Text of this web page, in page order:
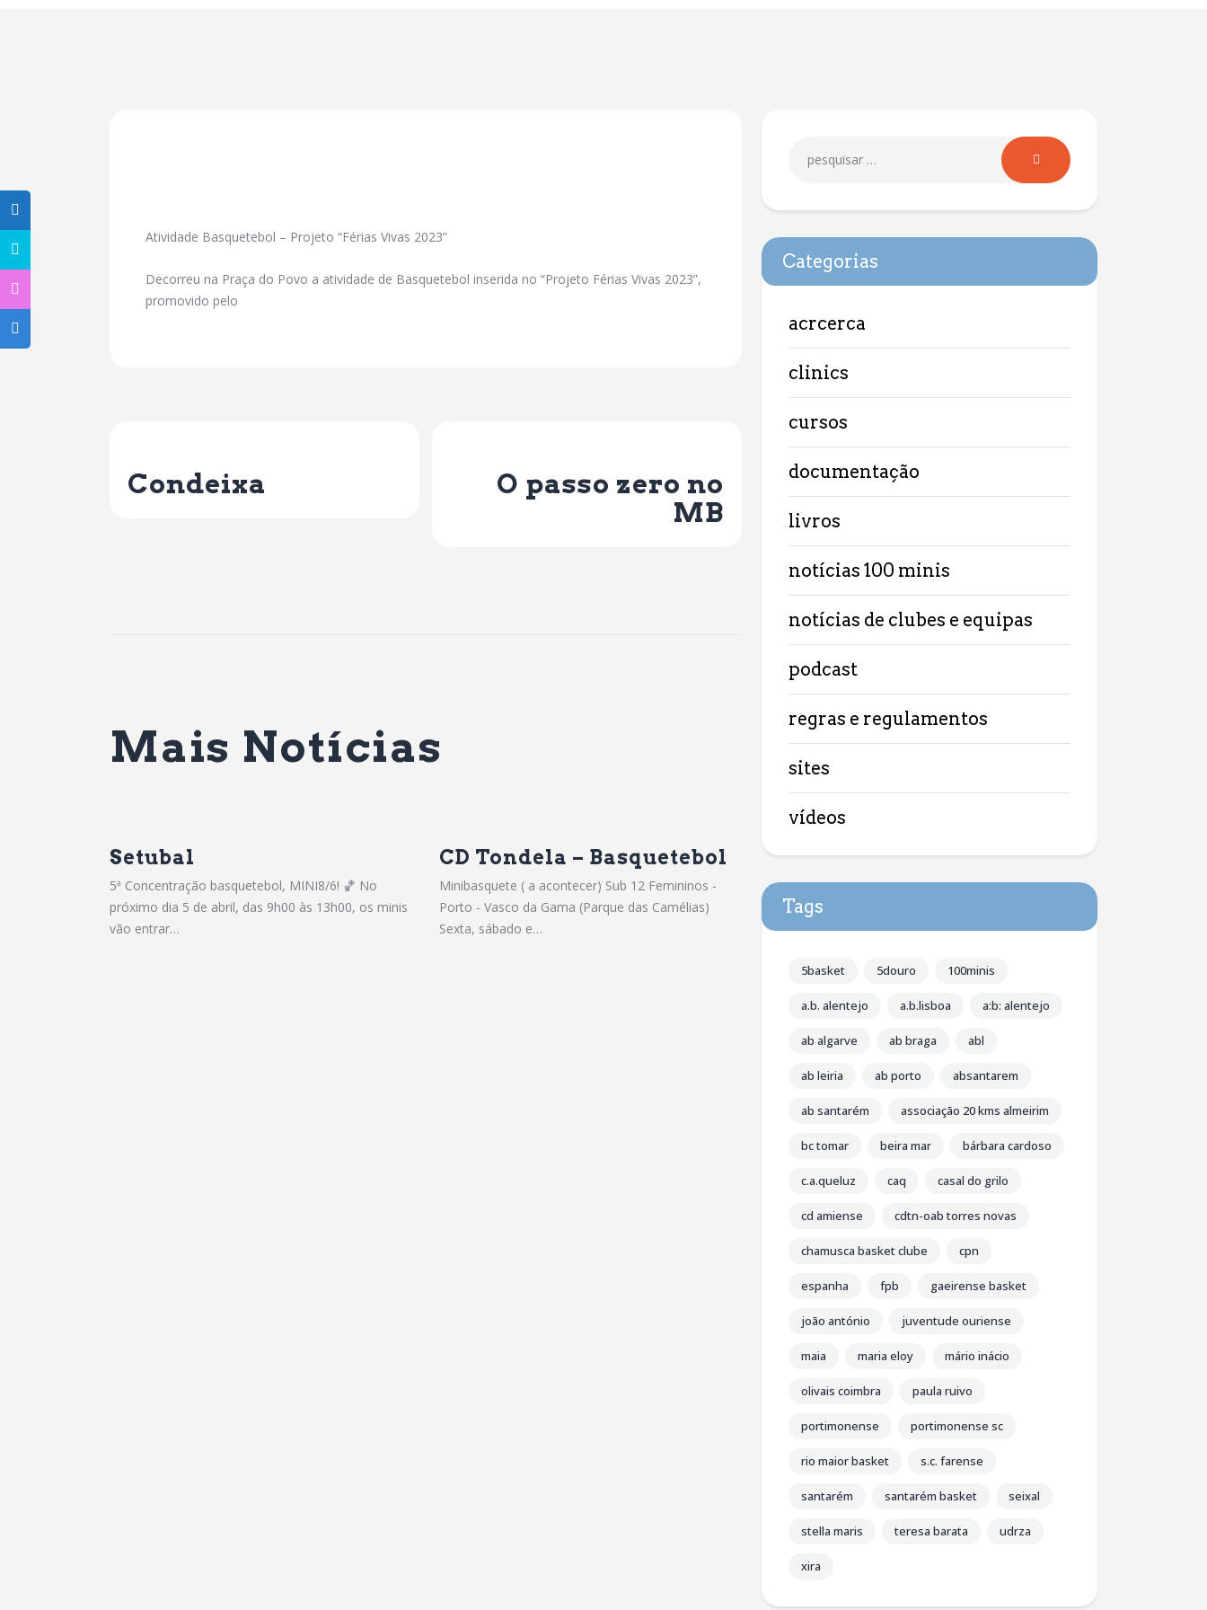
Atividade Basquetebol – Projeto “Férias Vivas 2023”
Decorreu na Praça do Povo a atividade de Basquetebol inserida no “Projeto Férias Vivas 2023”,
promovido pelo
Condeixa
O passo zero no
MB
Mais Notícias
Setubal
5ª Concentração basquetebol, MINI8/6! 🏀 No
próximo dia 5 de abril, das 9h00 às 13h00, os minis
vão entrar…
CD Tondela – Basquetebol
Minibasquete ( a acontecer) Sub 12 Femininos -
Porto - Vasco da Gama (Parque das Camélias)
Sexta, sábado e…
Categorias
acrcerca
clinics
cursos
documentação
livros
notícias 100 minis
notícias de clubes e equipas
podcast
regras e regulamentos
sites
vídeos
Tags
5basket 5douro 100minis
a.b. alentejo a.b.lisboa a:b: alentejo
ab algarve ab braga abl
ab leiria ab porto absantarem
ab santarém associação 20 kms almeirim
bc tomar beira mar bárbara cardoso
c.a.queluz caq casal do grilo
cd amiense cdtn-oab torres novas
chamusca basket clube cpn
espanha fpb gaeirense basket
joão antónio juventude ouriense
maia maria eloy mário inácio
olivais coimbra paula ruivo
portimonense portimonense sc
rio maior basket s.c. farense
santarém santarém basket seixal
stella maris teresa barata udrza
xira